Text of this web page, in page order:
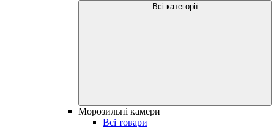
Всі категорії
Морозильні камери
Всі товари